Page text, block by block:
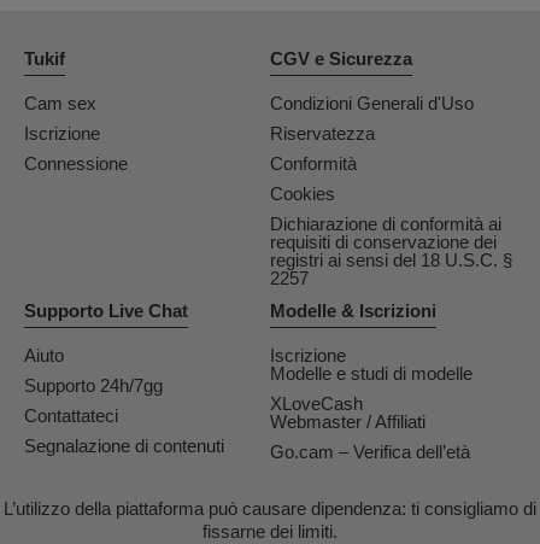
Tukif
Cam sex
Iscrizione
Connessione
CGV e Sicurezza
Condizioni Generali d'Uso
Riservatezza
Conformità
Cookies
Dichiarazione di conformità ai
requisiti di conservazione dei
registri ai sensi del 18 U.S.C. §
2257
Supporto Live Chat
Aiuto
Supporto 24h/7gg
Contattateci
Segnalazione di contenuti
Modelle & Iscrizioni
Iscrizione
Modelle e studi di modelle
XLoveCash
Webmaster / Affiliati
Go.cam – Verifica dell’età
L’utilizzo della piattaforma può causare dipendenza: ti consigliamo di
fissarne dei limiti.